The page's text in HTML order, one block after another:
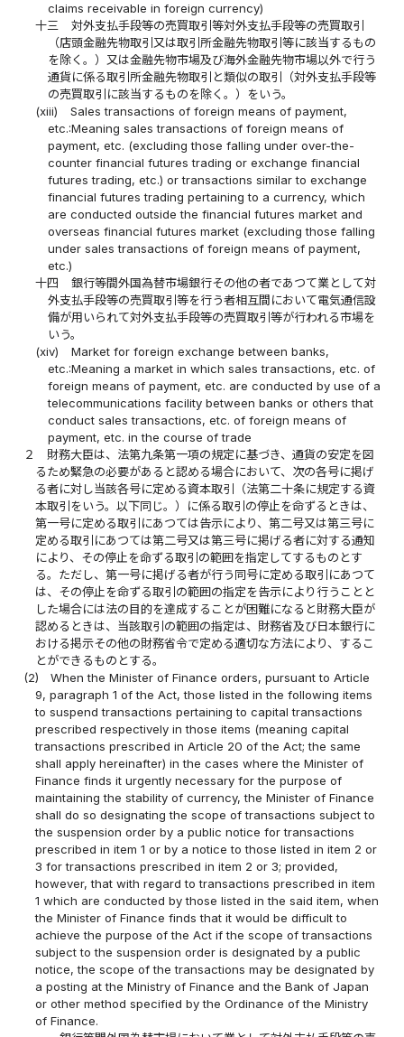
claims receivable in foreign currency)
十三
対外支払手段等の売買取引等対外支払手段等の売買取引
（店頭金融先物取引又は取引所金融先物取引等に該当するもの
を除く。）又は金融先物市場及び海外金融先物市場以外で行う
通貨に係る取引所金融先物取引と類似の取引（対外支払手段等
の売買取引に該当するものを除く。）をいう。
(xiii)
Sales transactions of foreign means of payment,
etc.:Meaning sales transactions of foreign means of
payment, etc. (excluding those falling under over-the-
counter financial futures trading or exchange financial
futures trading, etc.) or transactions similar to exchange
financial futures trading pertaining to a currency, which
are conducted outside the financial futures market and
overseas financial futures market (excluding those falling
under sales transactions of foreign means of payment,
etc.)
十四
銀行等間外国為替市場銀行その他の者であつて業として対
外支払手段等の売買取引等を行う者相互間において電気通信設
備が用いられて対外支払手段等の売買取引等が行われる市場を
いう。
(xiv)
Market for foreign exchange between banks,
etc.:Meaning a market in which sales transactions, etc. of
foreign means of payment, etc. are conducted by use of a
telecommunications facility between banks or others that
conduct sales transactions, etc. of foreign means of
payment, etc. in the course of trade
２
財務大臣は、法第九条第一項の規定に基づき、通貨の安定を図
るため緊急の必要があると認める場合において、次の各号に掲げ
る者に対し当該各号に定める資本取引（法第二十条に規定する資
本取引をいう。以下同じ。）に係る取引の停止を命ずるときは、
第一号に定める取引にあつては告示により、第二号又は第三号に
定める取引にあつては第二号又は第三号に掲げる者に対する通知
により、その停止を命ずる取引の範囲を指定してするものとす
る。ただし、第一号に掲げる者が行う同号に定める取引にあつて
は、その停止を命ずる取引の範囲の指定を告示により行うことと
した場合には法の目的を達成することが困難になると財務大臣が
認めるときは、当該取引の範囲の指定は、財務省及び日本銀行に
おける掲示その他の財務省令で定める適切な方法により、するこ
とができるものとする。
(2)
When the Minister of Finance orders, pursuant to Article
9, paragraph 1 of the Act, those listed in the following items
to suspend transactions pertaining to capital transactions
prescribed respectively in those items (meaning capital
transactions prescribed in Article 20 of the Act; the same
shall apply hereinafter) in the cases where the Minister of
Finance finds it urgently necessary for the purpose of
maintaining the stability of currency, the Minister of Finance
shall do so designating the scope of transactions subject to
the suspension order by a public notice for transactions
prescribed in item 1 or by a notice to those listed in item 2 or
3 for transactions prescribed in item 2 or 3; provided,
however, that with regard to transactions prescribed in item
1 which are conducted by those listed in the said item, when
the Minister of Finance finds that it would be difficult to
achieve the purpose of the Act if the scope of transactions
subject to the suspension order is designated by a public
notice, the scope of the transactions may be designated by
a posting at the Ministry of Finance and the Bank of Japan
or other method specified by the Ordinance of the Ministry
of Finance.